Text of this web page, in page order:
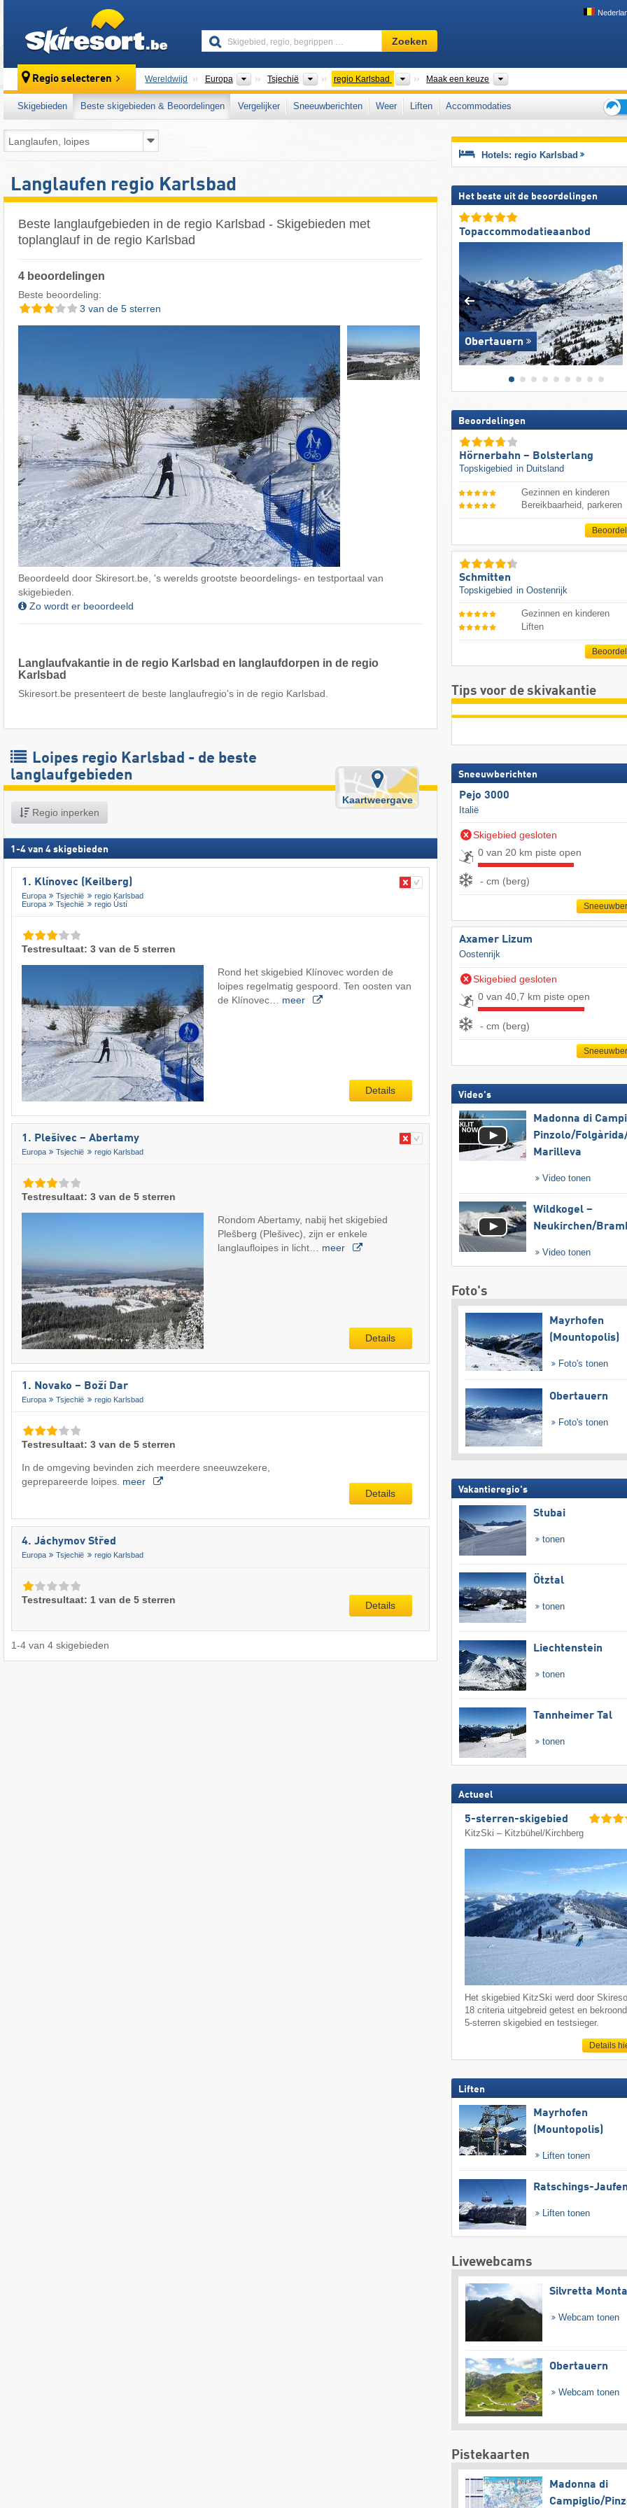
Skigebied,
regio,
…
Zoeken
Regio selecteren Wereldwijd Europa Continenten
Tsjechië Landenregio Karlsbad Regio'sMaak een keuze
Skigebieden Beste skigebieden & Beoordelingen Vergelijker Sneeuwberichten Weer Liften
Accommodaties
voor
Langlaufen regio Karlsbad
Beste langlaufgebieden in de regio Karlsbad - Skigebieden met
toplanglauf in de regio Karlsbad
4 beoordelingen
Beste beoordeling:
3 van de 5 sterren
Beoordeeld door Skiresort.be, 's werelds grootste beoordelings- en testportaal van
skigebieden.
Zo wordt er beoordeeld
Langlaufvakantie in de regio Karlsbad en langlaufdorpen in de regio
Karlsbad
Skiresort.be presenteert de beste langlaufregio's in de regio Karlsbad.
Loipes regio Karlsbad - de beste
langlaufgebieden
Regio inperken
Kaartweergave
1 -4 van 4 skigebieden
1. Klínovec (Keilberg)
Europa Tsjechië
regio Karlsbad
Europa
Tsjechië regio Ústí
Testresultaat: 3 van de 5 sterren
Rond het skigebied Klínovec worden de
loipes regelmatig gespoord. Ten oosten van
de Klínovec… meer
Details
1. Plešivec – Abertamy
Europa Tsjechië regio Karlsbad
Testresultaat: 3 van de 5 sterren
Rondom Abertamy, nabij het skigebied
Plešberg (Plešivec), zijn er enkele
langlaufloipes in licht… meer
Details
1. Novako – Boží Dar
Europa Tsjechië regio Karlsbad
Testresultaat: 3 van de 5 sterren
In de omgeving bevinden zich meerdere sneeuwzekere,
geprepareerde loipes. meer
Details
4. Jáchymov Střed
Europa Tsjechië regio Karlsbad
Testresultaat: 1 van de 5 sterren Details
1-4 van 4 skigebieden
Hotels: regio Karlsbad
Het beste uit de beoordelingen
Topaccommodatieaanbod
Obertauern
Beoordelingen
Hörnerbahn – Bolsterlang
Topskigebied in Duitsland
Gezinnen en kinderen
Bereikbaarheid, parkeren
Schmitten
Topskigebied in Oostenrijk
Gezinnen en kinderen
Liften
Tips voor de skivakantie
Sneeuwberichten
Pejo 3000
Italië
Skigebied gesloten
0 van 20 km piste open
- cm (berg)
Axamer Lizum
Oostenrijk
Skigebied gesloten
0 van 40,7 km piste open
- cm (berg)
Video's
Madonna di
Pinzolo/​
Marilleva
Video tonen
Wildkogel –
Neukirchen/​
Video tonen
Foto's
Mayrhofen
(Mountopolis)
Foto's tonen
Obertauern
Foto's tonen
Vakantieregio's
Stubai
tonen
Ötztal
tonen
Liechtenstein
tonen
Tannheimer Tal
tonen
Actueel
5-sterren-skigebied
KitzSki – Kitzbühel/​Kirchberg
Het skigebied KitzSki werd door
18 criteria uitgebreid getest en
5-sterren skigebied en testsieger.
Details
Liften
Mayrhofen
(Mountopolis)
Liften tonen
Ratschings-Jaufen
Liften tonen
Livewebcams
Silvretta
Webcam tonen
Obertauern
Webcam tonen
Pistekaarten
Madonna di
Campiglio/​